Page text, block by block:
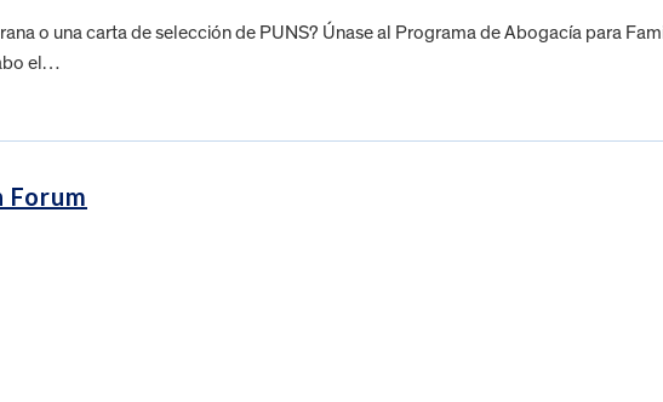
o una carta de selección de PUNS? Únase al Programa de Abogacía para
el…
Forum